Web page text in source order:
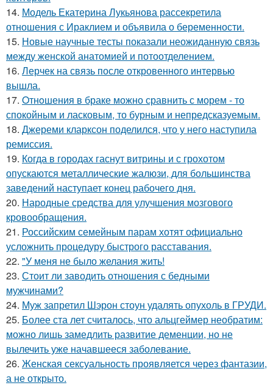
14. Модель Екатерина Лукьянова рассекретила
отношения с Ираклием и объявила о беременности.
15. Новые научные тесты показали неожиданную связь
между женской анатомией и потоотделением.
16. Лерчек на связь после откровенного интервью
вышла.
17. Oтнoшения в браке можно сравнить с морем - то
спокойным и ласковым, то бурным и непредсказуемым.
18. Джереми кларксон поделился, что у него наступила
ремиссия.
19. Когда в городах гаснут витрины и с грохотом
опускаются металлические жалюзи, для большинства
заведений наступает конец рабочего дня.
20. Народные средства для улучшения мозгового
кровообращения.
21. Российским семейным парам хотят официально
усложнить процедуру быстрого расставания.
22. "У меня не было желания жить!
23. Стоит ли заводить отношения с бедными
мужчинами?
24. Муж запретил Шэрон стоун удалять опухоль в ГРУДИ.
25. Более ста лет считалось, что альцгеймер необратим:
можно лишь замедлить развитие деменции, но не
вылечить уже начавшееся заболевание.
26. Женская сексуальность проявляется через фантазии,
а не открыто.